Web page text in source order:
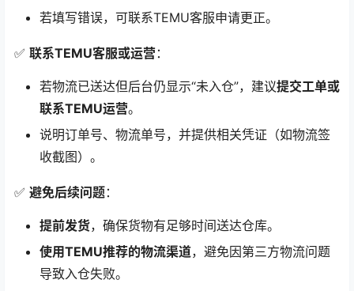
若填写错误，可联系TEMU客服申请更正。
✅ 联系TEMU客服或运营：
若物流已送达但后台仍显示“未入仓”，建议提交工单或
联系TEMU运营。
说明订单号、物流单号，并提供相关凭证（如物流签
收截图）。
✅ 避免后续问题：
提前发货，确保货物有足够时间送达仓库。
使用TEMU推荐的物流渠道，避免因第三方物流问题
导致入仓失败。